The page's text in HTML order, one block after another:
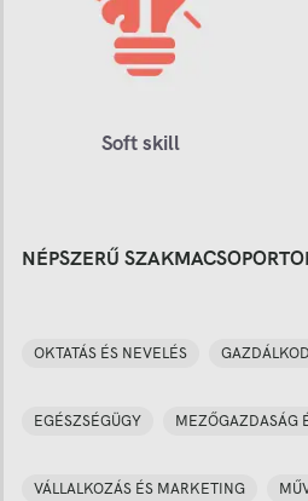
Soft skill
NÉPSZERŰ
OKTATÁS ÉS NEVELÉS
EGÉSZSÉGÜGY MEZŐGAZDASÁG
VÁLLALKOZÁS ÉS MARKETING